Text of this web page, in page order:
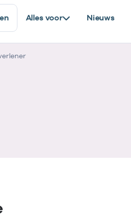
Alles voor Nieuws